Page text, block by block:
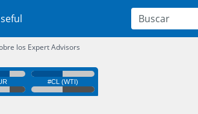
los Expert Advisors